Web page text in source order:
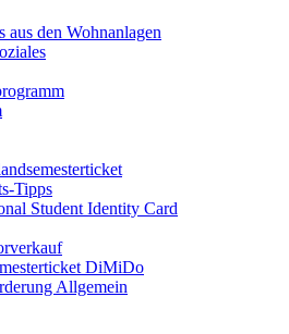
aus den Wohnanlagen
Tipps
Student Identity Card
DiMiDo
Allgemein